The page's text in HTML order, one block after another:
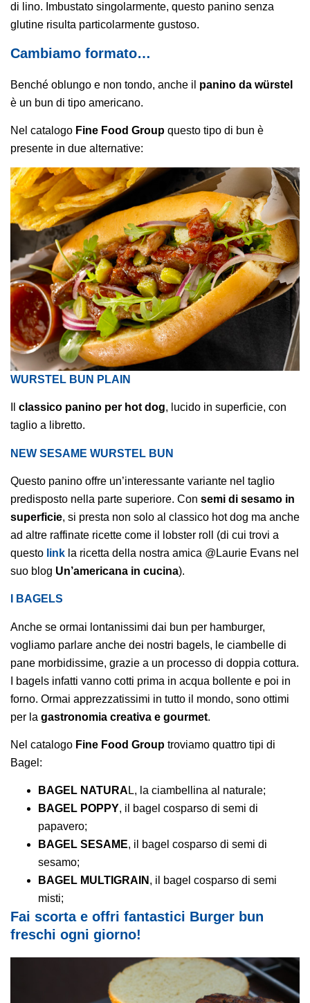
di lino. Imbustato singolarmente, questo panino senza
glutine risulta particolarmente gustoso.
Cambiamo formato…
Benché oblungo e non tondo, anche il panino da würstel
è un bun di tipo americano.
Nel catalogo Fine Food Group questo tipo di bun è
presente in due alternative:
WURSTEL BUN PLAIN
classico panino per hot dog, lucido in superficie, con
taglio a libretto.
NEW SESAME WURSTEL BUN
Questo panino offre un’interessante variante nel taglio
predisposto nella parte superiore. Con semi di sesamo in
superficie, si presta non solo al classico hot dog ma anche
ad altre raffinate ricette come il lobster roll (di cui trovi a
questo link la ricetta della nostra amica @Laurie Evans nel
suo blog Un’americana in cucina).
I BAGELS
Anche se ormai lontanissimi dai bun per hamburger,
vogliamo parlare anche dei nostri bagels, le ciambelle di
pane morbidissime, grazie a un processo di doppia cottura.
I bagels infatti vanno cotti prima in acqua bollente e poi in
forno. Ormai apprezzatissimi in tutto il mondo, sono ottimi
per la gastronomia creativa e gourmet.
Nel catalogo Fine Food Group troviamo quattro tipi di
Bagel:
BAGEL NATURAL, la ciambellina al naturale;
BAGEL POPPY, il bagel cosparso di semi di
papavero;
BAGEL SESAME, il bagel cosparso di semi di
sesamo;
BAGEL MULTIGRAIN , il bagel cosparso di semi
misti;
Fai scorta e offri fantastici Burger bun
freschi ogni giorno!